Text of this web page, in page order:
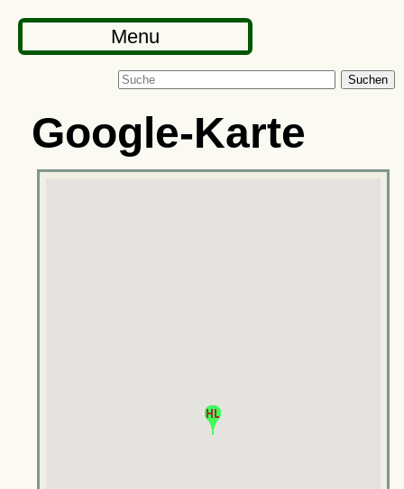
Menu
Suchen
Google-Karte